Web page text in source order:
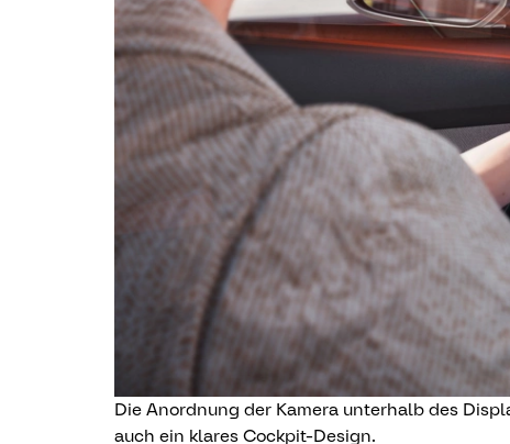
Die Anordnung der Kamera unterhalb des
auch ein klares Cockpit-Design.